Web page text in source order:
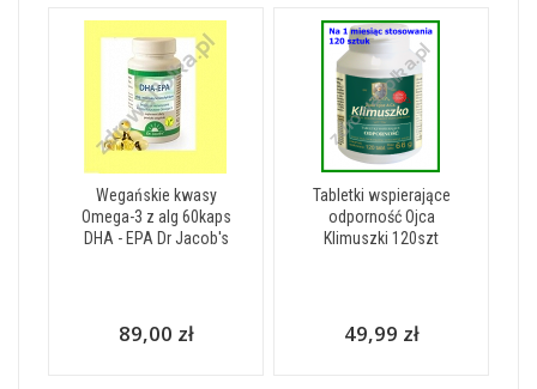
Wegańskie kwasy
Omega-3 z alg 60kaps
DHA - EPA Dr Jacob's
89,00 zł
Tabletki wspierające
odporność Ojca
Klimuszki 120szt
49,99 zł